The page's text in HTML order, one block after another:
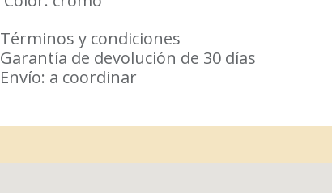
Términos y condiciones
Garantía de devolución de 30 días
Envío: a coordinar